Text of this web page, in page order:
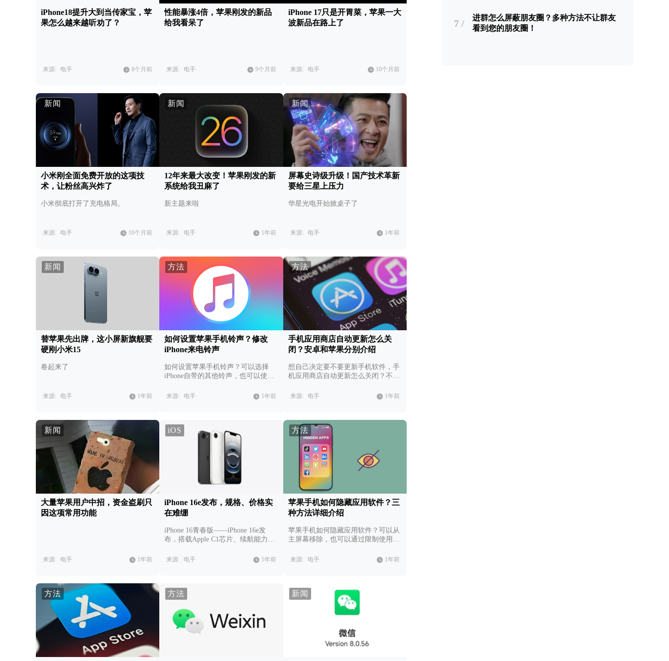
iPhone18提升大到当传家宝，苹
果怎么越来越听劝了？
来源: 电手 8个月前
性能暴涨4倍，苹果刚发的新品
给我看呆了
来源: 电手 9个月前
iPhone 17只是开胃菜，苹果一大
波新品在路上了
来源: 电手 10个月前
新闻
小米刚全面免费开放的这项技
术，让粉丝高兴炸了
小米彻底打开了充电格局。
来源: 电手 10个月前
新闻
12年来最大改变！苹果刚发的新
系统给我丑麻了
新主题来啦
来源: 电手 1年前
新闻
屏幕史诗级升级！国产技术革新
要给三星上压力
华星光电开始掀桌子了
来源: 电手 1年前
新闻
替苹果先出牌，这小屏新旗舰要
硬刚小米15
卷起来了
来源: 电手 1年前
方法
如何设置苹果手机铃声？修改
iPhone来电铃声
如何设置苹果手机铃声？可以选择
iPhone自带的其他铃声，也可以使用
来源: 电手 1年前
方法
手机应用商店自动更新怎么关
闭？安卓和苹果分别介绍
想自己决定要不要更新手机软件，手
机应用商店自动更新怎么关闭？不同
来源: 电手 1年前
新闻
大量苹果用户中招，资金盗刷只
因这项常用功能
来源: 电手 1年前
iOS
iPhone 16e发布，规格、价格实
在难绷
iPhone 16青春版——iPhone 16e发
布，搭载Apple C1芯片、续航能力增
来源: 电手 1年前
方法
苹果手机如何隐藏应用软件？三
种方法详细介绍
苹果手机如何隐藏应用软件？可以从
主屏幕移除，也可以通过限制使用时
来源: 电手 1年前
方法 方法 新闻
7 /
进群怎么屏蔽朋友圈？多种方法不让群友
看到您的朋友圈！